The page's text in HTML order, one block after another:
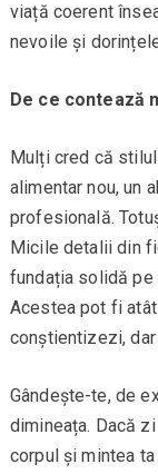
viață coerent
nevoile și
De ce contează
Mulți cred că
alimentar nou, un
profesională.
Micile detalii din
fundația solidă
Acestea pot fi
conștientizezi,
Gândește-te, de
dimineața. Dacă
corpul și mintea